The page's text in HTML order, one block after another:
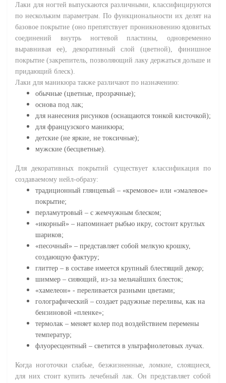
Лаки для ногтей выпускаются различными, классифицируются
по нескольким параметрам. По функциональности их делят на
базовое покрытие (оно препятствует проникновению ядовитых
соединений внутрь ногтевой пластины, одновременно
выравнивая ее), декоративный слой (цветной), финишное
покрытие (закрепитель, позволяющий лаку держаться дольше и
придающий блеск).
Лаки для маникюра также различают по назначению:
обычные (цветные, прозрачные);
основа под лак;
для нанесения рисунков (оснащаются тонкой кисточкой);
для французского маникюра;
детские (не яркие, не токсичные);
мужские (бесцветные).
Для декоративных покрытий существует классификация по
создаваемому нейл-образу:
традиционный глянцевый – «кремовое» или «эмалевое»
покрытие;
перламутровый – с жемчужным блеском;
«икорный» – напоминает рыбью икру, состоит круглых
шариков;
«песочный» – представляет собой мелкую крошку,
создающую фактуру;
глиттер – в составе имеется крупный блестящий декор;
шиммер – сияющий, из-за мельчайших блесток;
«хамелеон» - переливается разными цветами;
голографический – создает радужные переливы, как на
бензиновой «пленке»;
термолак – меняет колер под воздействием перемены
температур;
флуоресцентный – светится в ультрафиолетовых лучах.
Когда ноготочки слабые, безжизненные, ломкие, слоящиеся,
для них стоит купить лечебный лак. Он представляет собой